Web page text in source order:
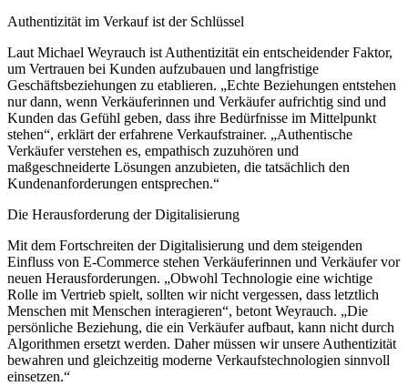
Authentizität im Verkauf ist der Schlüssel
Laut Michael Weyrauch ist Authentizität ein entscheidender Faktor,
um Vertrauen bei Kunden aufzubauen und langfristige
Geschäftsbeziehungen zu etablieren. „Echte Beziehungen entstehen
nur dann, wenn Verkäuferinnen und Verkäufer aufrichtig sind und
Kunden das Gefühl geben, dass ihre Bedürfnisse im Mittelpunkt
stehen“, erklärt der erfahrene Verkaufstrainer. „Authentische
Verkäufer verstehen es, empathisch zuzuhören und
maßgeschneiderte Lösungen anzubieten, die tatsächlich den
Kundenanforderungen entsprechen.“
Die Herausforderung der Digitalisierung
Mit dem Fortschreiten der Digitalisierung und dem steigenden
Einfluss von E-Commerce stehen Verkäuferinnen und Verkäufer vor
neuen Herausforderungen. „Obwohl Technologie eine wichtige
Rolle im Vertrieb spielt, sollten wir nicht vergessen, dass letztlich
Menschen mit Menschen interagieren“, betont Weyrauch. „Die
persönliche Beziehung, die ein Verkäufer aufbaut, kann nicht durch
Algorithmen ersetzt werden. Daher müssen wir unsere Authentizität
bewahren und gleichzeitig moderne Verkaufstechnologien sinnvoll
einsetzen.“